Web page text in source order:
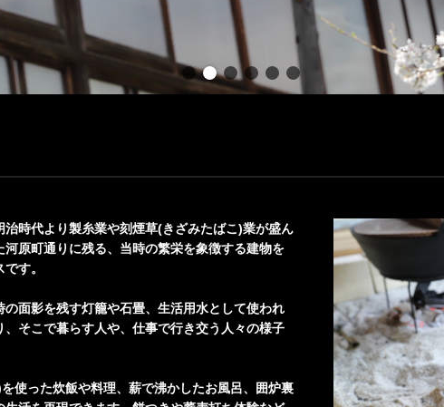
治時代より製糸業や刻煙草(きざみたばこ)業が盛ん
原町通りに残る、当時の繁栄を象徴する建物を
す。
面影を残す灯籠や石畳、生活用水として使われ
そこで暮らす人や、仕事で行き交う人々の様子
使った炊飯や料理、薪で沸かしたお風呂、囲炉裏